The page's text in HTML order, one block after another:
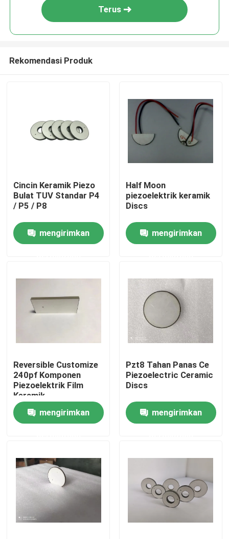
Rumah
Tentang kami
Kontrol kualitas
Hubungi kami
Ultrasonic Transducer pembersihan
Tinggi daya Ultrasonic Transducer
Terus
Rekomendasi Produk
Cincin Keramik Piezo
Bulat TUV Standar P4
/ P5 / P8
mengirimkan
Half Moon
piezoelektrik keramik
Discs
mengirimkan
Reversible Customize
240pf Komponen
Piezoelektrik Film
Keramik
mengirimkan
Pzt8 Tahan Panas Ce
Piezoelectric Ceramic
Discs
mengirimkan